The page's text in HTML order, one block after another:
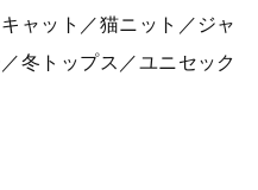
ャット／猫ニット／ジャ
冬トップス／ユニセック